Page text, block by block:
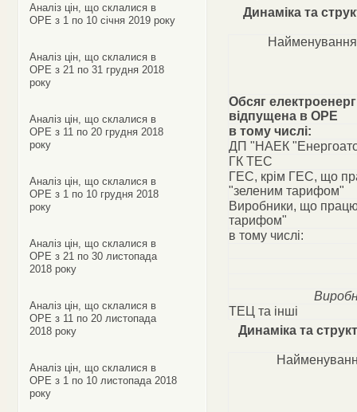
Аналіз цін, що склалися в
ОРЕ з 1 по 10 січня 2019 року
Аналіз цін, що склалися в
ОРЕ з 21 по 31 грудня 2018
року
Аналіз цін, що склалися в
ОРЕ з 11 по 20 грудня 2018
року
Аналіз цін, що склалися в
ОРЕ з 1 по 10 грудня 2018
року
Аналіз цін, що склалися в
ОРЕ з 21 по 30 листопада
2018 року
Аналіз цін, що склалися в
ОРЕ з 11 по 20 листопада
2018 року
Аналіз цін, що склалися в
ОРЕ з 1 по 10 листопада 2018
року
Динаміка та
Найменування
Обсяг
відпущена в ОРЕ
в тому числі:
ДП "НАЕК
ГК ТЕС
ГЕС, крім ГЕС, що
"зеленим тарифом"
Виробники, що
тарифом"
в тому числі:
ТЕЦ та інші
Динаміка та